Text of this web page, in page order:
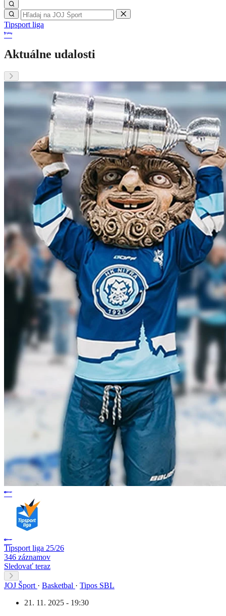
Tipsport liga
Aktuálne udalosti
Tipsport liga 25/26
346 záznamov
Sledovať teraz
JOJ Šport · Basketbal · Tipos SBL
21. 11. 2025 - 19:30